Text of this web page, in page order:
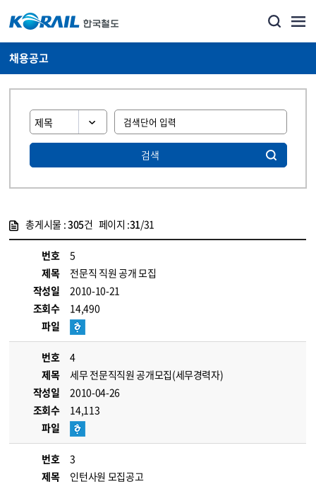
채용공고
검색
총게시물 :305건 페이지 :31/31
번호
5
제목
전문직 직원 공개 모집
작성일
2010-10-21
조회수
14,490
파일
번호
4
제목
세무 전문직직원 공개모집(세무경력자)
작성일
2010-04-26
조회수
14,113
파일
번호
3
제목
인턴사원 모집공고